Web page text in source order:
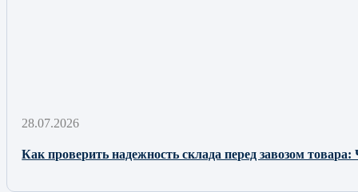
28.07.2026
Как проверить надежность склада перед завозом товара: